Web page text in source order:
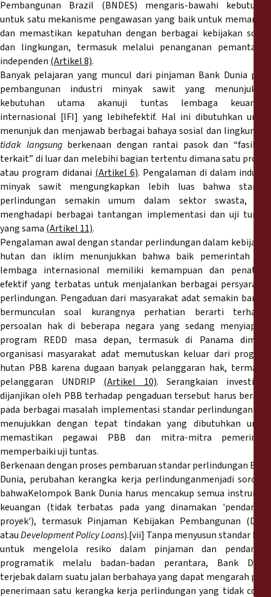
Pembangunan Brazil (BNDES) mengaris-bawahi kebutuhan
untuk satu mekanisme pengawasan yang baik untuk memantau
dan memastikan kepatuhan dengan berbagai kebijakan sosial
dan lingkungan, termasuk melalui penanganan pemantauan
independen (Artikel 8).
Banyak pelajaran yang muncul dari pinjaman Bank Dunia pada
pembangunan industri minyak sawit yang menunjukkan
kebutuhan utama akanuji tuntas lembaga keuangan
internasional [IFI] yang lebihefektif. Hal ini dibutuhkan untuk
menunjuk dan menjawab berbagai bahaya sosial dan lingkungan
tidak langsung berkenaan dengan rantai pasok dan “fasilitas
terkait” di luar dan melebihi bagian tertentu dimana satu proyek
atau program didanai (Artikel 6). Pengalaman di dalam industri
minyak sawit mengungkapkan lebih luas bahwa standar
perlindungan semakin umum dalam sektor swasta, dan
menghadapi berbagai tantangan implementasi dan uji tuntas
yang sama (Artikel 11).
Pengalaman awal dengan standar perlindungan dalam kebijakan
hutan dan iklim menunjukkan bahwa baik pemerintah dan
lembaga internasional memiliki kemampuan dan penataan
efektif yang terbatas untuk menjalankan berbagai persyaratan
perlindungan. Pengaduan dari masyarakat adat semakin banyak
bermunculan soal kurangnya perhatian berarti terhadap
persoalan hak di beberapa negara yang sedang menyiapkan
program REDD masa depan, termasuk di Panama dimana
organisasi masyarakat adat memutuskan keluar dari program
hutan PBB karena dugaan banyak pelanggaran hak, termasuk
pelanggaran UNDRIP (Artikel 10). Serangkaian investigasi
dijanjikan oleh PBB terhadap pengaduan tersebut harus berakar
pada berbagai masalah implementasi standar perlindungan dan
menujukkan dengan tepat tindakan yang dibutuhkan untuk
memastikan pegawai PBB dan mitra-mitra pemerintah
memperbaiki uji tuntas.
Berkenaan dengan proses pembaruan standar perlindungan Bank
Dunia, perubahan kerangka kerja perlindunganmenjadi sorotan
bahwaKelompok Bank Dunia harus mencakup semua instrumen
keuangan (tidak terbatas pada yang dinamakan 'pendanaan
proyek'), termasuk Pinjaman Kebijakan Pembangunan (DPLs
atauDevelopment Policy Loans).[vii] Tanpa menyusun standar baru
untuk mengelola resiko dalam pinjaman dan pendanaan
programatik melalu badan-badan perantara, Bank Dunia
terjebak dalam suatu jalan berbahaya yang dapat mengarah pada
penerimaan satu kerangka kerja perlindungan yang tidak cocok